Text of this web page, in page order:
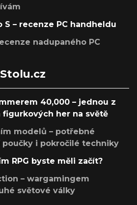
S – recenze PC handheldu
nadupaného PC
40,000 – jednou z
her na světě
modelů – potřebné
poučky i pokročilé techniky
RPG byste měli začít?
– wargamingem
světové války